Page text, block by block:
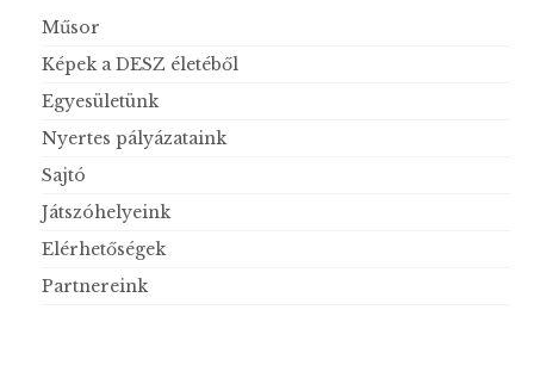
Műsor
Képek a DESZ életéből
Egyesületünk
Nyertes pályázataink
Sajtó
Játszóhelyeink
Elérhetőségek
Partnereink